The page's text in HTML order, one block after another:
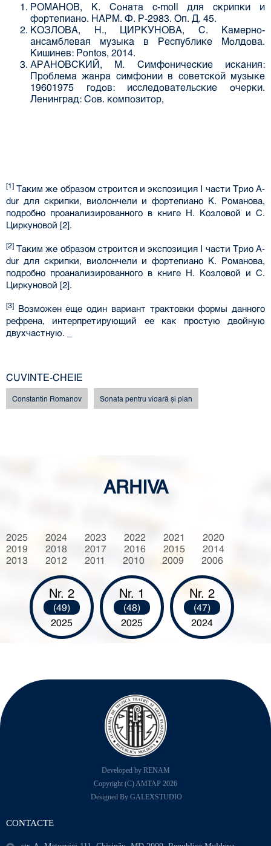
РОМАНОВ, К. Соната c-moll для скрипки и
фортепиано. НАРМ. Ф. Р-2983. Оп. Д. 45.
КОЗЛОВА, Н., ЦИРКУНОВА, С. Камерно-
ансамблевая музыка в Республике Молдова.
Кишинев: Pontos, 2014.
АРАНОВСКИЙ, М. Симфонические искания:
Проблема жанра симфонии в советской музыке
1960­1975 годов: исследовательские очерки.
Ленинград: Сов. композитор,
[1] Таким же образом строится и экспозиция I части Трио A-
dur для скрипки, виолончели и фортепиано К. Романова,
подробно проанализированного в книге Н. Козловой и С.
Циркуновой [2].
[2] Таким же образом строится и экспозиция I части Трио A-
dur для скрипки, виолончели и фортепиано К. Романова,
подробно проанализированного в книге Н. Козловой и С.
Циркуновой [2].
[3] Возможен еще один вариант трактовки формы данного
рефрена, интерпретирующий ее как простую двойную
двухчастную. _
CUVINTE-CHEIE
Constantin Romanov Sonata pentru vioară şi pian
ARHIVA
2025 2024 2023 2022 2021
2020
2019
2018 2017 2016 2015
2014
2013
2012 2011 2010 2009 2006
Nr. 2
(49)
2025
Nr. 1
(48)
2025
Nr. 2
(47)
2024
Developed by RENAM
Copyright (C) AMTAP 2026
Designed By GALEXSTUDIO
CONTACTE